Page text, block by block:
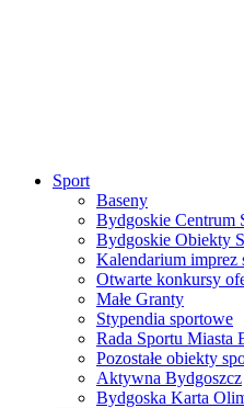
Sport
Baseny
Bydgoskie Centrum
Bydgoskie Obiekty
Kalendarium imprez
Otwarte konkursy
Małe Granty
Stypendia sportowe
Rada Sportu Miasta
Pozostałe obiekty
Aktywna Bydgoszcz
Bydgoska Karta